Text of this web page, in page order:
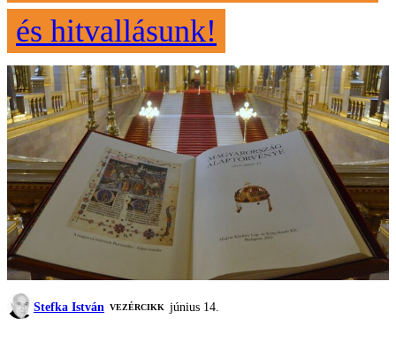
és hitvallásunk!
Stefka István VEZÉRCIKK június 14.